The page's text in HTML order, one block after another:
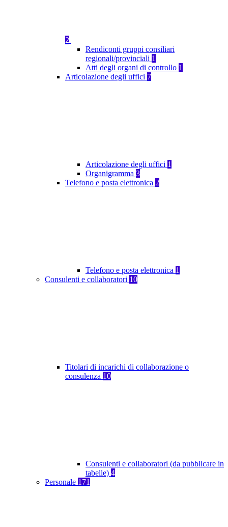
2
Rendiconti gruppi consiliari
regionali/provinciali 1
Atti degli organi di controllo 1
Articolazione degli uffici 7
Articolazione degli uffici 1
Organigramma 3
Telefono e posta elettronica 2
Telefono e posta elettronica 1
Consulenti e collaboratori 10
Titolari di incarichi di collaborazione o
consulenza 10
Consulenti e collaboratori (da pubblicare in
tabelle) 4
Personale 171